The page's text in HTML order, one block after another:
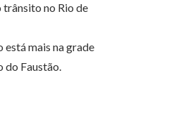
no Rio de
está mais na grade
do Faustão.